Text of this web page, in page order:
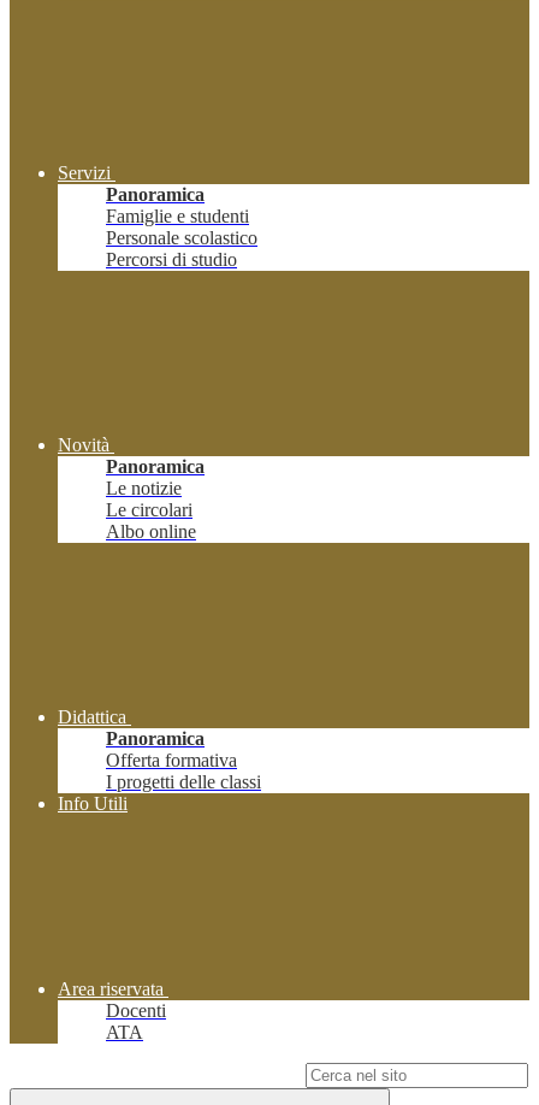
Servizi
Panoramica
Famiglie e studenti
Personale scolastico
Percorsi di studio
Novità
Panoramica
Le notizie
Le circolari
Albo online
Didattica
Panoramica
Offerta formativa
I progetti delle classi
Info Utili
Area riservata
Docenti
ATA